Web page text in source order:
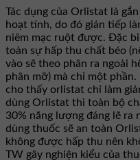
Tác dụng của Orlistat là
hoạt tính, do đó gián tiếp
niêm mạc ruột được. Đặc
toàn sự hấp thu chất béo
vào sẽ theo phân ra ngoài
phân mỡ) mà chỉ một
cho thấy orlistat chỉ làm
dùng Orlistat thì toàn bộ
30% năng lượng đáng lẽ ra
dùng thuốc sẽ an toàn
không được hấp thu nên
TW gây nghiện kiểu của